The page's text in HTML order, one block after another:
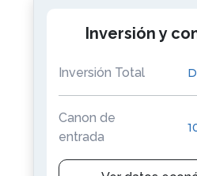
Inversión y
Inversión Total
Canon de
entrada